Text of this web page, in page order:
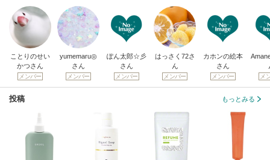
ことりのせい
かつさん
メンバー
yumemaru◎
さん
メンバー
ぽん太郎☆彡
さん
メンバー
はっさく72さ
ん
メンバー
カホンの絵本
さん
メンバー メ
投稿 もっとみる